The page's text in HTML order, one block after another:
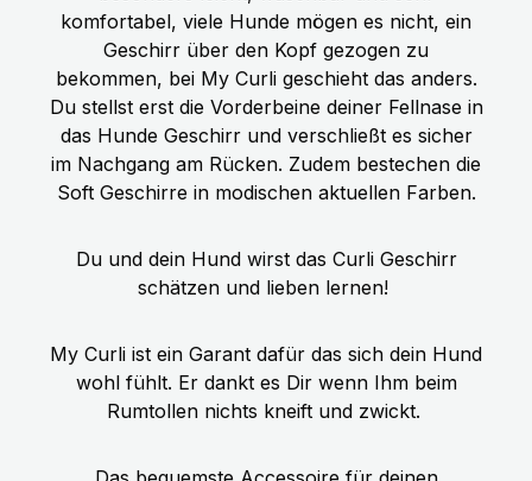
hechelnden Hund.
ZUTATEN: Frisches Pferdefleisch, -
herz, -lunge, -magen, -leber (70%),
Brühe (24,7%), Zucchini (2%),
Karotten (2%), Apfel (0,5%),
Mineralstoffe, Leinöl (0,2%),
Bockshornklee, Löwenzahn,
Flohsamen, Spinat, Rosmarin
Technologische Zusatzstoffe: keine
komfortabel, viele Hunde mögen es nicht, ein
Geschirr über den Kopf gezogen zu
bekommen, bei My Curli geschieht das anders.
Du stellst erst die Vorderbeine deiner Fellnase in
das Hunde Geschirr und verschließt es sicher
im Nachgang am Rücken. Zudem bestechen die
Soft Geschirre in modischen aktuellen Farben.
Du und dein Hund wirst das Curli Geschirr
schätzen und lieben lernen!
My Curli ist ein Garant dafür das sich dein Hund
wohl fühlt. Er dankt es Dir wenn Ihm beim
Rumtollen nichts kneift und zwickt.